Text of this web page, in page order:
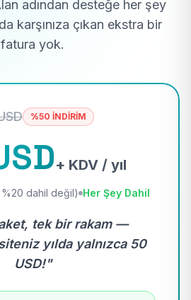
adından desteğe her şey
karşınıza çıkan ekstra bir
fatura yok.
%50 İNDİRİM
+ KDV / yıl
%20 dahil değil) Her Şey Dahil
tek bir rakam —
yılda yalnızca 50
USD!"